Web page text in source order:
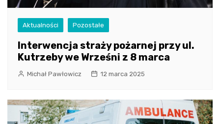
Aktualności Pozostałe
Interwencja straży pożarnej przy ul.
Kutrzeby we Wrześni z 8 marca
Michał Pawłowicz 12 marca 2025